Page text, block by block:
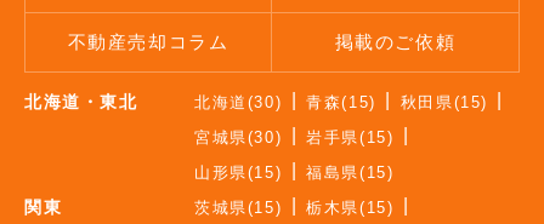
不動産売却コラム 掲載のご依頼
北海道・東北 北海道(30) 青森(15)
秋田県(15)
宮城県(30)
岩手県(15)
山形県(15)
福島県(15)
関東 茨城県(15)
栃木県(15)